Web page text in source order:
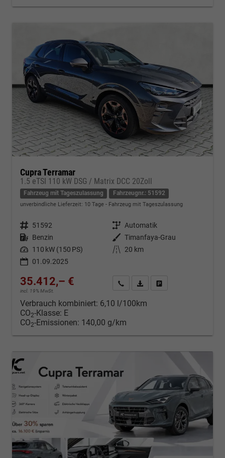
Cupra Terramar
1.5 eTSI 110 kW DSG / Matrix DCC 20Zoll
Fahrzeug mit Tageszulassung Fahrzeugnr.: 51592
unverbindliche Lieferzeit: 10 Tage Fahrzeug mit Tageszulassung
Fahrzeugnr. 51592 Getriebe Automatik
Kraftstoff Benzin Außenfarbe Timanfaya-Grau
Leistung 110 kW (150 PS) Kilometerstand
20 km
01.09.2025
35.412,– €
incl. 19% MwSt.
Kontakt & Angebot anfordern
PDF-Datei, Fahrzeugexposé
Verbrauch kombiniert: 6,10 l/100km
CO2-Klasse: E
CO2-Emissionen: 140,00 g/km